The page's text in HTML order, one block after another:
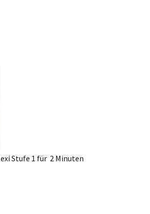
Stufe 1 für 2 Minuten